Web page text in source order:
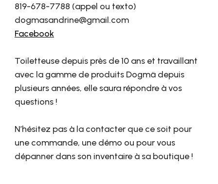
819-678-7788 (appel ou texto)
dogmasandrine@gmail.com
Facebook
Toiletteuse depuis près de 10 ans et travaillant
avec la gamme de produits Dogmä depuis
plusieurs années, elle saura répondre à vos
questions !
N’hésitez pas à la contacter que ce soit pour
une commande, une démo ou pour vous
dépanner dans son inventaire à sa boutique !